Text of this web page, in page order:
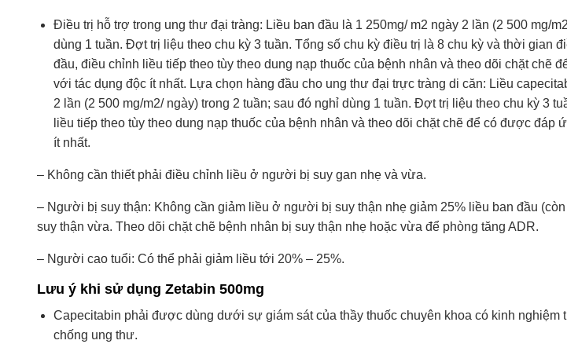
Điều trị hỗ trợ trong ung thư đại tràng: Liều ban đầu là 1 250mg/ m2 ngày 2 lần (2 500 mg/
dùng 1 tuần. Đợt trị liệu theo chu kỳ 3 tuần. Tổng số chu kỳ điều trị là 8 chu kỳ và thời gian
đầu, điều chỉnh liều tiếp theo tùy theo dung nạp thuốc của bệnh nhân và theo dõi chặt chẽ
với tác dụng độc ít nhất. Lựa chọn hàng đầu cho ung thư đại trực tràng di căn: Liều
2 lần (2 500 mg/m2/ ngày) trong 2 tuần; sau đó nghỉ dùng 1 tuần. Đợt trị liệu theo chu kỳ 3
liều tiếp theo tùy theo dung nạp thuốc của bệnh nhân và theo dõi chặt chẽ để có được đáp
ít nhất.
– Không cần thiết phải điều chỉnh liều ở người bị suy gan nhẹ và vừa.
– Người bị suy thận: Không cần giảm liều ở người bị suy thận nhẹ giảm 25% liều ban đầu
suy thận vừa. Theo dõi chặt chẽ bệnh nhân bị suy thận nhẹ hoặc vừa để phòng tăng ADR.
– Người cao tuổi: Có thể phải giảm liều tới 20% – 25%.
Lưu ý khi sử dụng Zetabin 500mg
Capecitabin phải được dùng dưới sự giám sát của thầy thuốc chuyên khoa có kinh nghiệm
chống ung thư.